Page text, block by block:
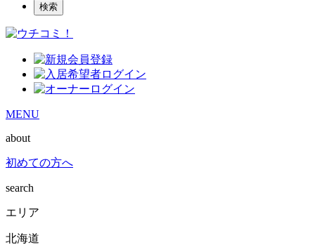
検索
MENU
about
初めての方へ
search
エリア
北海道